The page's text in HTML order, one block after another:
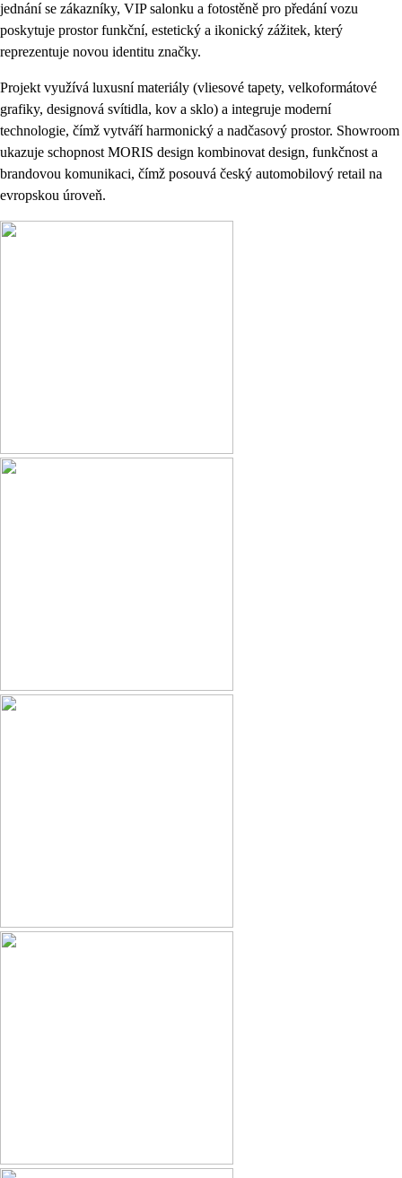
jednání se zákazníky, VIP salonku a fotostěně pro předání vozu
poskytuje prostor funkční, estetický a ikonický zážitek, který
reprezentuje novou identitu značky.
Projekt využívá luxusní materiály (vliesové tapety, velkoformátové
grafiky, designová svítidla, kov a sklo) a integruje moderní
technologie, čímž vytváří harmonický a nadčasový prostor. Showroom
ukazuje schopnost MORIS design kombinovat design, funkčnost a
brandovou komunikaci, čímž posouvá český automobilový retail na
evropskou úroveň.